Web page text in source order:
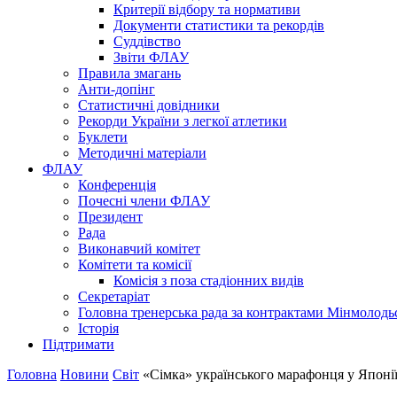
Критерії відбору та нормативи
Документи статистики та рекордів
Суддівство
Звіти ФЛАУ
Правила змагань
Анти-допінг
Статистичні довідники
Рекорди України з легкої атлетики
Буклети
Методичні матеріали
ФЛАУ
Конференція
Почесні члени ФЛАУ
Президент
Рада
Виконавчий комітет
Комітети та комісії
Комісія з поза стадіонних видів
Секретаріат
Головна тренерська рада за контрактами
Історія
Підтримати
Головна Новини Світ «Сімка» українського марафонця у Японії